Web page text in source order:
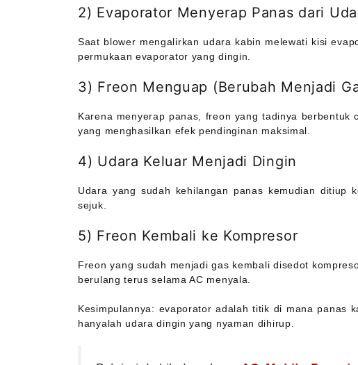
2) Evaporator Menyerap Panas dari
Saat blower mengalirkan udara kabin melewati kisi
permukaan evaporator yang dingin.
3) Freon Menguap (Berubah Menjadi
Karena menyerap panas, freon yang tadinya
yang menghasilkan efek pendinginan maksimal.
4) Udara Keluar Menjadi Dingin
Udara yang sudah kehilangan panas kemudian ditiup
sejuk.
5) Freon Kembali ke Kompresor
Freon yang sudah menjadi gas kembali disedot
berulang terus selama AC menyala.
Kesimpulannya: evaporator adalah titik di mana panas
hanyalah udara dingin yang nyaman dihirup.